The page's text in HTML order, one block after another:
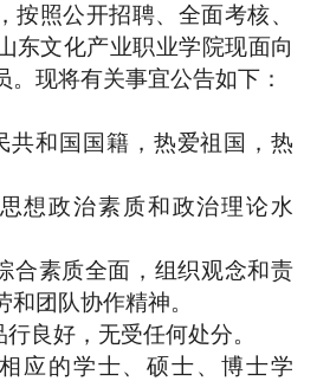
按照公开招聘、全面考核、
东文化产业职业学院现面向
。现将有关事宜公告如下：
共和国国籍，热爱祖国，热
想政治素质和政治理论水
合素质全面，组织观念和责
团队协作精神。
良好，无受任何处分。
应的学士、硕士、博士学